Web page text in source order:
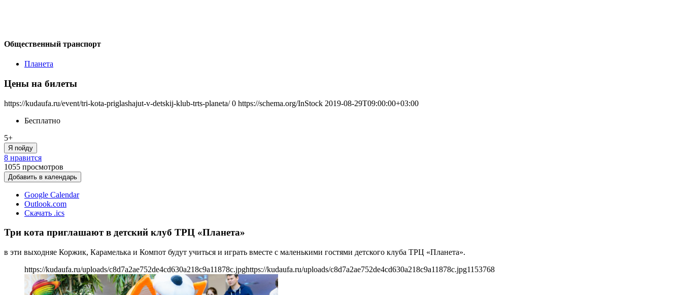
Общественный транспорт
Планета
Цены на билеты
https://kudaufa.ru/event/tri-kota-priglashajut-v-detskij-klub-trts-planeta/ 0 https://schema.org/InStock 2019-08-29T09:00:00+03:00
Бесплатно
5+
Я пойду
8 нравится
1055 просмотров
Добавить в календарь
Google Calendar
Outlook.com
Скачать .ics
Три кота приглашают в детский клуб ТРЦ «Планета»
в эти выходняе Коржик, Карамелька и Компот будут учиться и играть вместе с маленькими гостями детского клуба ТРЦ «Планета».
https://kudaufa.ru/uploads/c8d7a2ae752de4cd630a218c9a11878c.jpghttps://kudaufa.ru/uploads/c8d7a2ae752de4cd630a218c9a11878c.jpg1153768